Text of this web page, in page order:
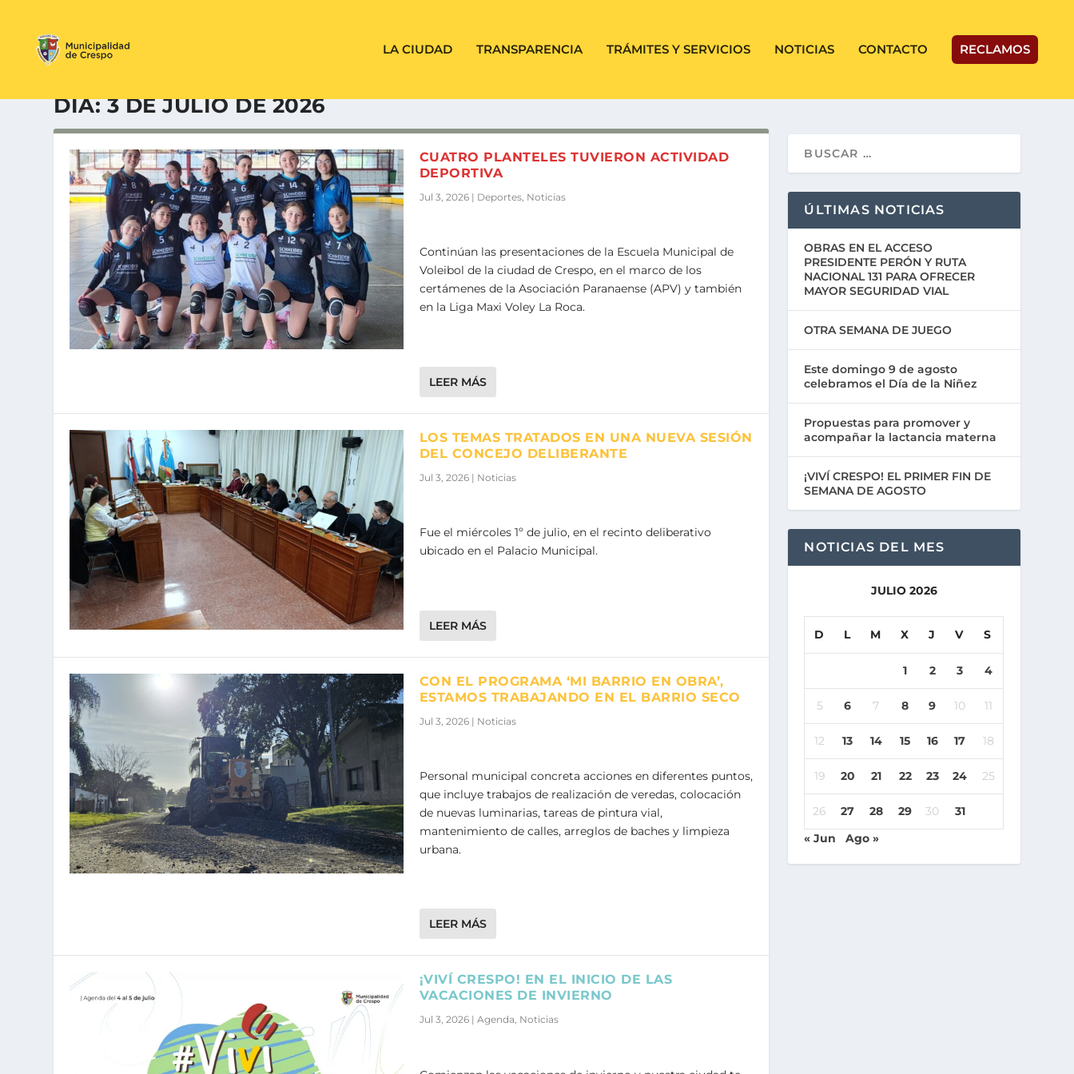
LA CIUDAD TRANSPARENCIA TRÁMITES Y SERVICIOS NOTICIAS CONTACTO RECLAMOS
DÍA:3 DE JULIO DE 2026
CUATRO PLANTELES TUVIERON ACTIVIDAD
DEPORTIVA
Jul 3, 2026| Deportes, Noticias
Continúan las presentaciones de la Escuela Municipal de
Voleibol de la ciudad de Crespo, en el marco de los
certámenes de la Asociación Paranaense (APV) y también
en la Liga Maxi Voley La Roca.
LEER MÁS
LOS TEMAS TRATADOS EN UNA NUEVA SESIÓN
DEL CONCEJO DELIBERANTE
Jul 3, 2026| Noticias
Fue el miércoles 1º de julio, en el recinto deliberativo
ubicado en el Palacio Municipal.
LEER MÁS
CON EL PROGRAMA ‘MI BARRIO EN OBRA’,
ESTAMOS TRABAJANDO EN EL BARRIO SECO
Jul 3, 2026| Noticias
Personal municipal concreta acciones en diferentes puntos,
que incluye trabajos de realización de veredas, colocación
de nuevas luminarias, tareas de pintura vial,
mantenimiento de calles, arreglos de baches y limpieza
urbana.
LEER MÁS
¡VIVÍ CRESPO! EN EL INICIO DE LAS
VACACIONES DE INVIERNO
Jul 3, 2026| Agenda, Noticias
ÚLTIMAS NOTICIAS
OBRAS EN EL ACCESO
PRESIDENTE PERÓN Y RUTA
NACIONAL 131 PARA OFRECER
MAYOR SEGURIDAD VIAL
OTRA SEMANA DE JUEGO
Este domingo 9 de agosto
celebramos el Día de la Niñez
Propuestas para promover y
acompañar la lactancia materna
¡VIVÍ CRESPO! EL PRIMER FIN DE
SEMANA DE AGOSTO
NOTICIAS DEL MES
JULIO 2026
D L M X J V S
1 2 3 4
5 6 7 8 9 10 11
12 13 14 15 16 17 18
19 20 21 22 23 24 25
26 27 28 29 30
31
« Jun
Ago »